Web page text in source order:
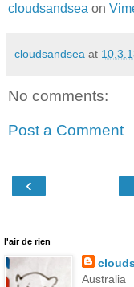
cloudsandsea on
cloudsandsea at
No comments:
Post a Comment
‹
l'air de rien
Australia